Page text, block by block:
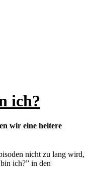
ich?
wir eine heitere
nicht zu lang wird,
ich?” in den